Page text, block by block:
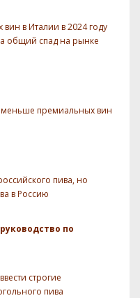
в Италии в 2024 году
общий спад на рынке
премиальных вин
пива, но
в Россию
по
строгие
пива